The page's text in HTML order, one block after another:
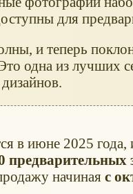
для
и теперь
одна из лучших
в июне 2025
предварительных
начинаяс